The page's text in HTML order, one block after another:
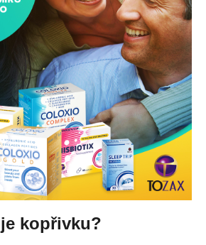
kopřivku?